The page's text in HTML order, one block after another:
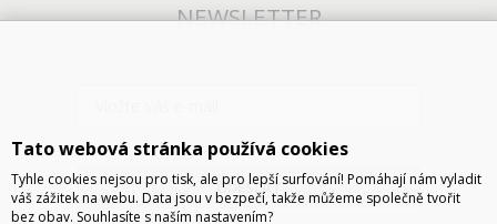
NEWSLETTER
ODESLAT
Tato webová stránka používá cookies
Tyhle cookies nejsou pro tisk, ale pro lepší surfování! Pomáhají nám vyladit
váš zážitek na webu. Data jsou v bezpečí, takže můžeme společně tvořit
bez obav. Souhlasíte s naším nastavením?